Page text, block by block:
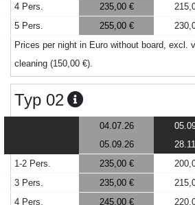
4 Pers.
235,00 €
5 Pers.
255,00 €
Prices per night in Euro without board, excl.
cleaning (150,00 €).
Typ 02
04.07.26
05.09.26
1-2 Pers.
235,00 €
3 Pers.
235,00 €
4 Pers.
245,00 €